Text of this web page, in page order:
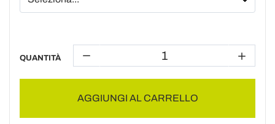
QUANTITÀ
AGGIUNGI AL CARRELLO